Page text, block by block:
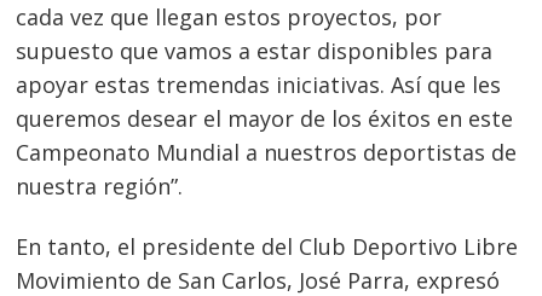
cada vez que llegan estos proyectos, por
supuesto que vamos a estar disponibles para
apoyar estas tremendas iniciativas. Así que les
queremos desear el mayor de los éxitos en este
Campeonato Mundial a nuestros deportistas de
nuestra región”.
En tanto, el presidente del Club Deportivo Libre
Movimiento de San Carlos, José Parra, expresó
Navegación
de
entradas